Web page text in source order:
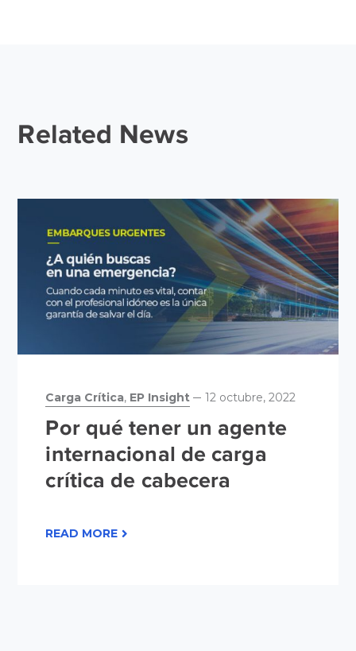
Related News
Carga Crítica, EP Insight 12 octubre, 2022
Por qué tener un agente
internacional de carga
crítica de cabecera
READ MORE